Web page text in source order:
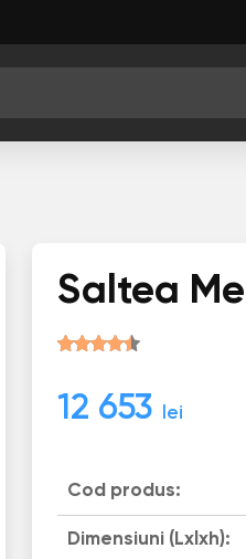
Saltea
12 653 lei
Cod produs:
Dimensiuni (Lxlxh):